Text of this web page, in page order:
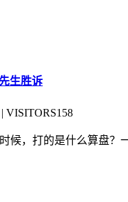
生胜诉
VISITORS158
候，打的是什么算盘